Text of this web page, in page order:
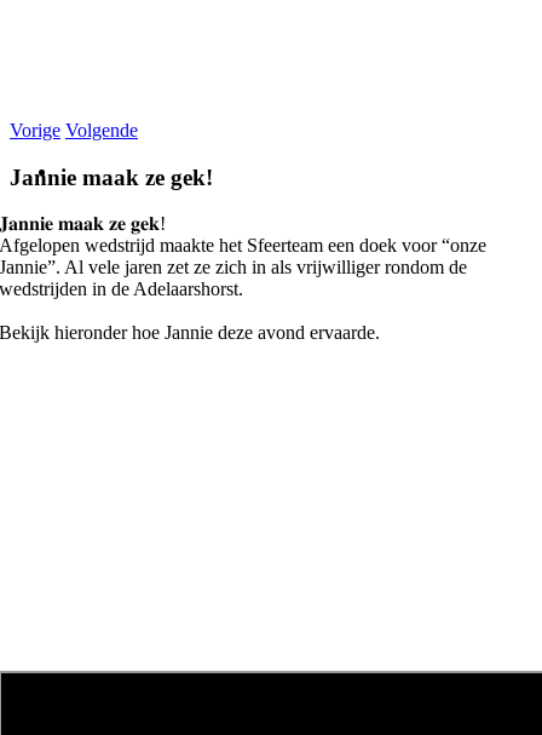
Vorige Volgende
Jannie maak ze gek!
𝐉𝐚𝐧𝐧𝐢𝐞 𝐦𝐚𝐚𝐤 𝐳𝐞 𝐠𝐞𝐤!
Afgelopen wedstrijd maakte het Sfeerteam een doek voor “onze
Jannie”. Al vele jaren zet ze zich in als vrijwilliger rondom de
wedstrijden in de Adelaarshorst.
Bekijk hieronder hoe Jannie deze avond ervaarde.